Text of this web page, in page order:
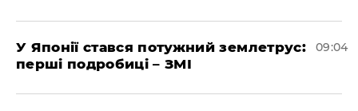
У Японії стався потужний землетрус:
перші подробиці – ЗМІ
09:04